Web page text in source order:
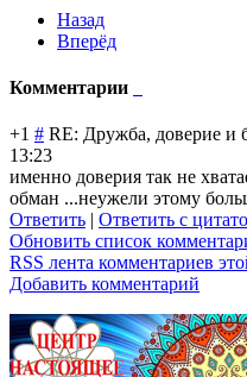
Назад
Вперёд
Комментарии
+1 # RE: Дружба, доверие и
13:23
именно доверия так не
обман ...неужели этому
Ответить | Ответить с
Обновить список
RSS лента комментариев
Добавить комментарий